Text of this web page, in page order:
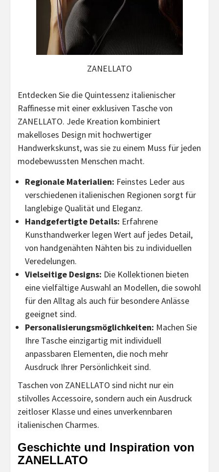
ZANELLATO
Entdecken Sie die Quintessenz italienischer
Raffinesse mit einer exklusiven Tasche von
ZANELLATO. Jede Kreation kombiniert
makelloses Design mit hochwertiger
Handwerkskunst, was sie zu einem Muss für jeden
modebewussten Menschen macht.
Regionale Materialien: Feinstes Leder aus
verschiedenen italienischen Regionen sorgt für
langlebige Qualität und Eleganz.
Handgefertigte Details: Erfahrene
Kunsthandwerker legen Wert auf jedes Detail,
von handgenähten Nähten bis zu individuellen
Veredelungen.
Vielseitige Designs: Die Kollektionen bieten
eine vielfältige Auswahl an Modellen, die sowohl
für den Alltag als auch für besondere Anlässe
geeignet sind.
Personalisierungsmöglichkeiten: Machen Sie
Ihre Tasche einzigartig mit individuell
anpassbaren Elementen, die noch mehr
Ausdruck Ihrer Persönlichkeit sind.
Taschen von ZANELLATO sind nicht nur ein
stilvolles Accessoire, sondern auch ein Ausdruck
zeitloser Klasse und eines unverkennbaren
italienischen Charmes.
Geschichte und Inspiration von
ZANELLATO